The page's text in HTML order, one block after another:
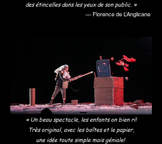
des étincelles dans les yeux de son public. »
— Florence de L’Anglicane
« Un beau spectacle, les enfants on bien ri!
Très original, avec les boîtes et le papier,
une idée toutesimple mais géniale!